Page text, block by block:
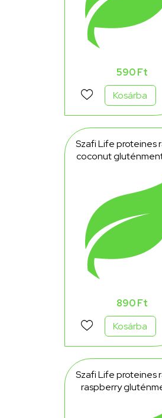
590 Ft
Kosárba
Szafi Life proteines
coconut
890 Ft
Kosárba
Szafi Life proteines
raspberry